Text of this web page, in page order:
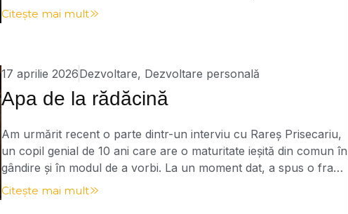
lucreze în mine. Provocarea suna aproximativ așa: Imaginează-ți
că, în ziua în care te naști, cineva îți încredințează un om. Îți
Citește mai mult
17 aprilie 2026Dezvoltare, Dezvoltare personală
Apa de la rădăcină
Am urmărit recent o parte dintr-un interviu cu Rareș Prisecariu,
un copil genial de 10 ani care are o maturitate ieșită din comun în
gândire și în modul de a vorbi. La un moment dat, a spus o frază
care m-a oprit din tot ce făceam: „Mama este apa de la rădăcina
mea.” Cât de […]
Citește mai mult